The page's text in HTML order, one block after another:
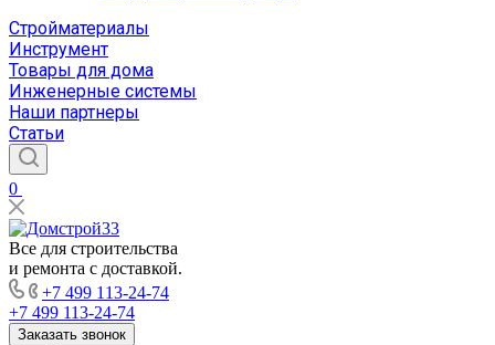
Стройматериалы
Инструмент
Товары для дома
Инженерные системы
Наши партнеры
Статьи
0
Все для строительства
и ремонта с доставкой.
+7 499 113-24-74
+7 499 113-24-74
Заказать звонок